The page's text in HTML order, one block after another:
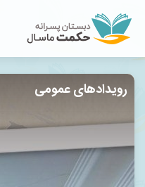
رویدادهای عمومی